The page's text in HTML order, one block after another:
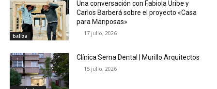
baliza
Una conversación con Fabiola Uribe y
Carlos Barberá sobre el proyecto «Casa
para Mariposas»
17 julio, 2026
Clínica Serna Dental | Murillo Arquitectos
15 julio, 2026